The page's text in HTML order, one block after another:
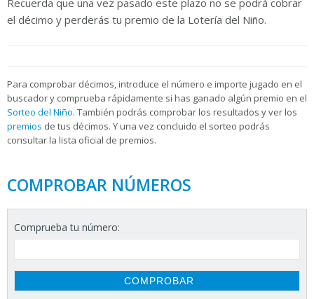
Recuerda que una vez pasado este plazo no se podrá cobrar
el décimo y perderás tu premio de la Lotería del Niño.
Para comprobar décimos, introduce el número e importe jugado en el
buscador y comprueba rápidamente si has ganado algún premio en el
Sorteo del Niño. También podrás comprobar los resultados y ver los
premios de tus décimos. Y una vez concluido el sorteo podrás
consultar la lista oficial de premios.
COMPROBAR NÚMEROS
Comprueba tu número: